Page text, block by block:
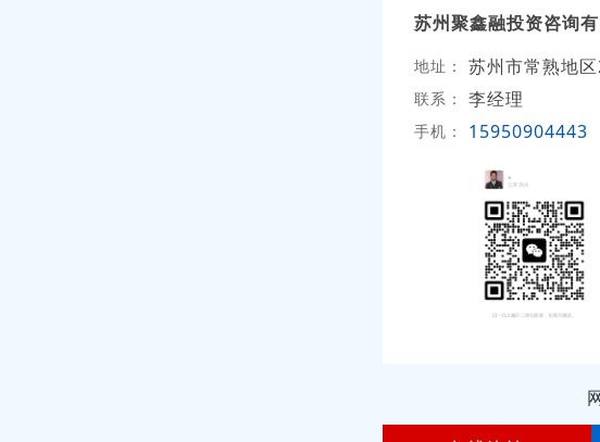
苏州聚鑫融投资咨询
地址： 苏州市常熟地
联系： 李经理
手机： 15950904443